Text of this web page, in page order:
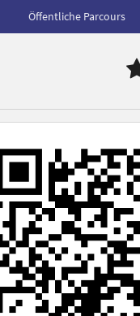
Öffentliche Parcours